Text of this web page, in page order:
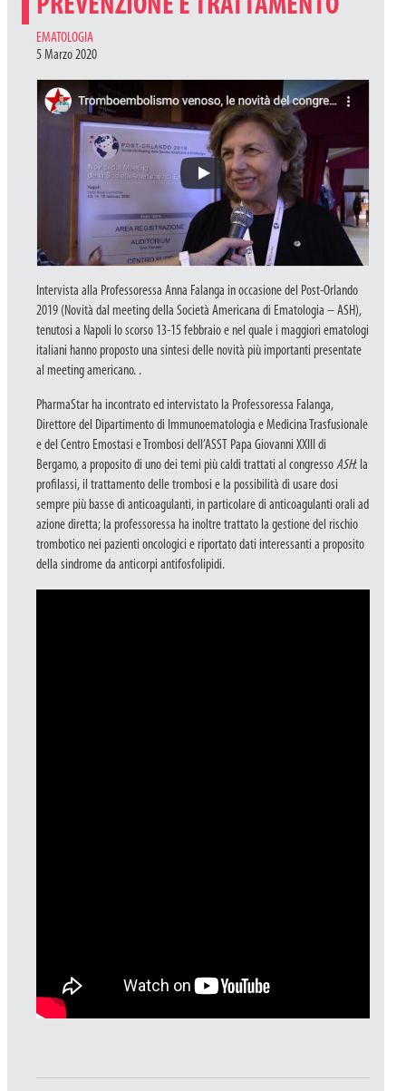
PREVENZIONE E TRATTAMENTO
CATEGORIES
EMATOLOGIA
5 Marzo 2020
Intervista alla Professoressa Anna Falanga in occasione del Post-Orlando
2019 (Novità dal meeting della Società Americana di Ematologia – ASH),
tenutosi a Napoli lo scorso 13-15 febbraio e nel quale i maggiori ematologi
italiani hanno proposto una sintesi delle novità più importanti presentate
al meeting americano. .
PharmaStar ha incontrato ed intervistato la Professoressa Falanga,
Direttore del Dipartimento di Immunoematologia e Medicina Trasfusionale
e del Centro Emostasi e Trombosi dell’ASST Papa Giovanni XXIII di
Bergamo, a proposito di uno dei temi più caldi trattati al congressoASH: la
profilassi, il trattamento delle trombosi e la possibilità di usare dosi
sempre più basse di anticoagulanti, in particolare di anticoagulanti orali ad
azione diretta; la professoressa ha inoltre trattato la gestione del rischio
trombotico nei pazienti oncologici e riportato dati interessanti a proposito
della sindrome da anticorpi antifosfolipidi.